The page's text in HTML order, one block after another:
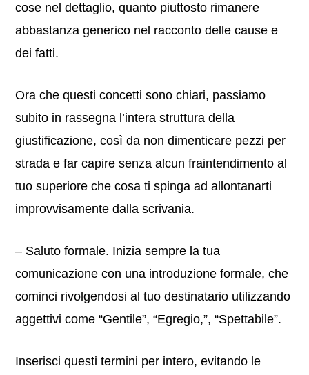
cose nel dettaglio, quanto piuttosto rimanere
abbastanza generico nel racconto delle cause e
dei fatti.
Ora che questi concetti sono chiari, passiamo
subito in rassegna l’intera struttura della
giustificazione, così da non dimenticare pezzi per
strada e far capire senza alcun fraintendimento al
tuo superiore che cosa ti spinga ad allontanarti
improvvisamente dalla scrivania.
– Saluto formale. Inizia sempre la tua
comunicazione con una introduzione formale, che
cominci rivolgendosi al tuo destinatario utilizzando
aggettivi come “Gentile”, “Egregio,”, “Spettabile”.
Inserisci questi termini per intero, evitando le